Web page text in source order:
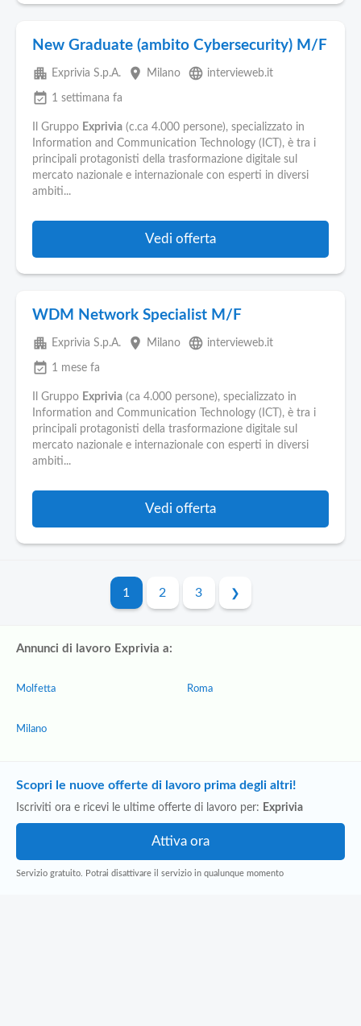
New Graduate (ambito Cybersecurity) M/F
apartment Exprivia S.p.A. place Milano language intervieweb.it
event_available 1 settimana fa
Il Gruppo Exprivia (c.ca 4.000 persone), specializzato in
Information and Communication Technology (ICT), è tra i
principali protagonisti della trasformazione digitale sul
mercato nazionale e internazionale con esperti in diversi
ambiti...
Vedi offerta
WDM Network Specialist M/F
apartment Exprivia S.p.A. place Milano language intervieweb.it
event_available 1 mese fa
Il Gruppo Exprivia (ca 4.000 persone), specializzato in
Information and Communication Technology (ICT), è tra i
principali protagonisti della trasformazione digitale sul
mercato nazionale e internazionale con esperti in diversi
ambiti...
Vedi offerta
1 2 3
Annunci di lavoro Exprivia a:
Molfetta
Milano
Roma
Scopri le nuove offerte di lavoro prima degli altri!
Iscriviti ora e ricevi le ultime offerte di lavoro per: Exprivia
Servizio gratuito. Potrai disattivare il servizio in qualunque momento